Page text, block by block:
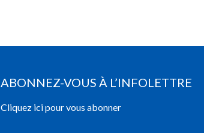
ABONNEZ-VOUS À L’INFOLETTRE
Cliquez ici pour vous abonner